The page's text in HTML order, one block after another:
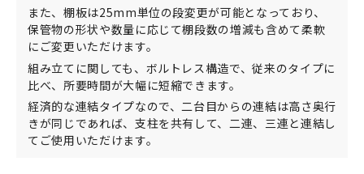
また、棚板は25mm単位の段変更が可能となっており、
保管物の形状や数量に応じて棚段数の増減も含めて柔軟
にご変更いただけます。
組み立てに関しても、ボルトレス構造で、従来のタイプに
比べ、所要時間が大幅に短縮できます。
経済的な連結タイプなので、二台目からの連結は高さ奥行
きが同じであれば、支柱を共有して、二連、三連と連結し
てご使用いただけます。